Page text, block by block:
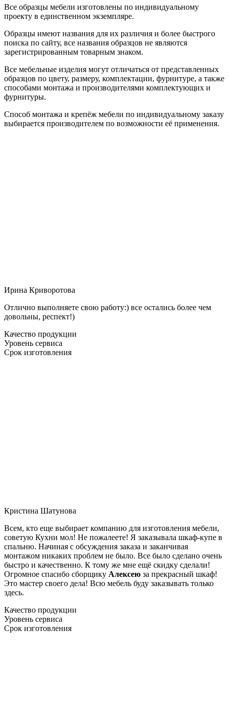
Все образцы мебели изготовлены по индивидуальному
проекту в единственном экземпляре.
Образцы имеют названия для их различия и более быстрого
поиска по сайту, все названия образцов не являются
зарегистрированным товарным знаком.
Все мебельные изделия могут отличаться от представленных
образцов по цвету, размеру, комплектации, фурнитуре, а также
способами монтажа и производителями комплектующих и
фурнитуры.
Способ монтажа и крепёж мебели по индивидуальному заказу
выбирается производителем по возможности её применения.
Ирина Криворотова
Отлично выполняете свою работу:) все остались более чем
довольны, респект!)
Качество продукции
Уровень сервиса
Срок изготовления
Кристина Шатунова
Всем, кто еще выбирает компанию для изготовления мебели,
советую Кухни мол! Не пожалеете! Я заказывала шкаф-купе в
спальню. Начиная с обсуждения заказа и заканчивая
монтажом никаких проблем не было. Все было сделано очень
быстро и качественно. К тому же мне ещё скидку сделали!
Огромное спасибо сборщику Алексею за прекрасный шкаф!
Это мастер своего дела! Всю мебель буду заказывать только
здесь.
Качество продукции
Уровень сервиса
Срок изготовления